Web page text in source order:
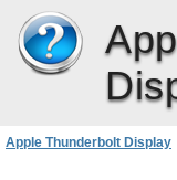
Apple Thunderbolt Display